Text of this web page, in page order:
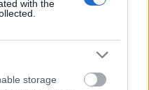
with the
storage